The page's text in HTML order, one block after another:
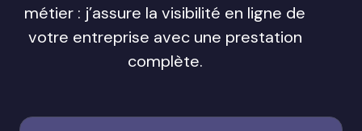
métier : j’assure la visibilité en ligne de
votre entreprise avec une prestation
complète.